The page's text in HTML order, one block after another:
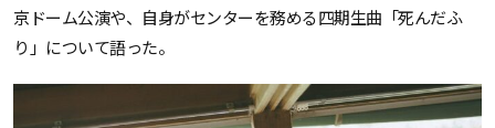
京ドーム公演や、自身がセンターを務める四期生曲「死んだふ
り」について語った。